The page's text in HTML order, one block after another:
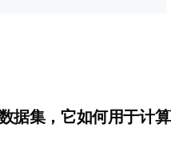
据集，它如何用于计算